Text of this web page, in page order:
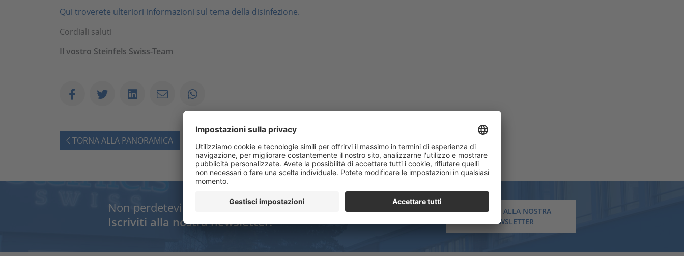
Qui troverete ulteriori informazioni sul tema della disinfezione.
Cordiali saluti
Il vostro Steinfels Swiss-Team
TORNA ALLA PANORAMICA
Non perdetevi nulla e siate sempre aggiornati.
Iscriviti alla nostra newsletter.
ISCRIVITI ALLA NOSTRA
NEWSLETTER